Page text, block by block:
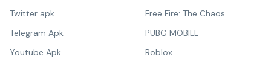
Twitter apk
Telegram Apk
Youtube Apk
Free Fire: The Chaos
PUBG MOBILE
Roblox